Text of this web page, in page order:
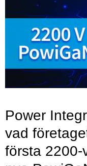
Power
vad
första 2200-